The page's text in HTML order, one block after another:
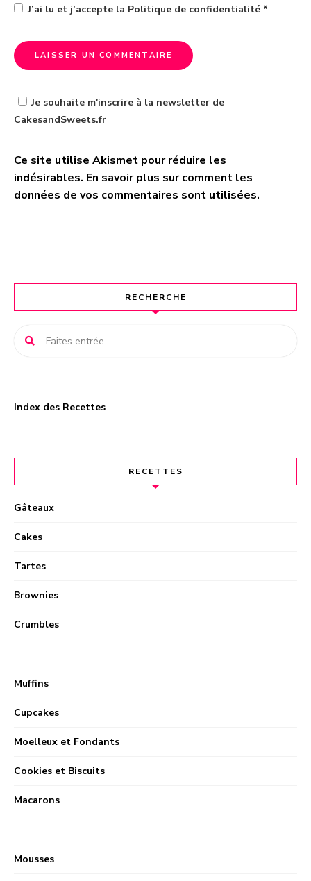
J’ai lu et j’accepte la Politique de confidentialité *
Je souhaite m'inscrire à la newsletter de
CakesandSweets.fr
A
l
t
t
Ce site utilise Akismet pour réduire les
indésirables. En savoir plus sur comment les
données de vos commentaires sont utilisées.
RECHERCHE
Index des Recettes
RECETTES
Gâteaux
Cakes
Tartes
Brownies
Crumbles
Muffins
Cupcakes
Moelleux et Fondants
Cookies et Biscuits
Macarons
Mousses